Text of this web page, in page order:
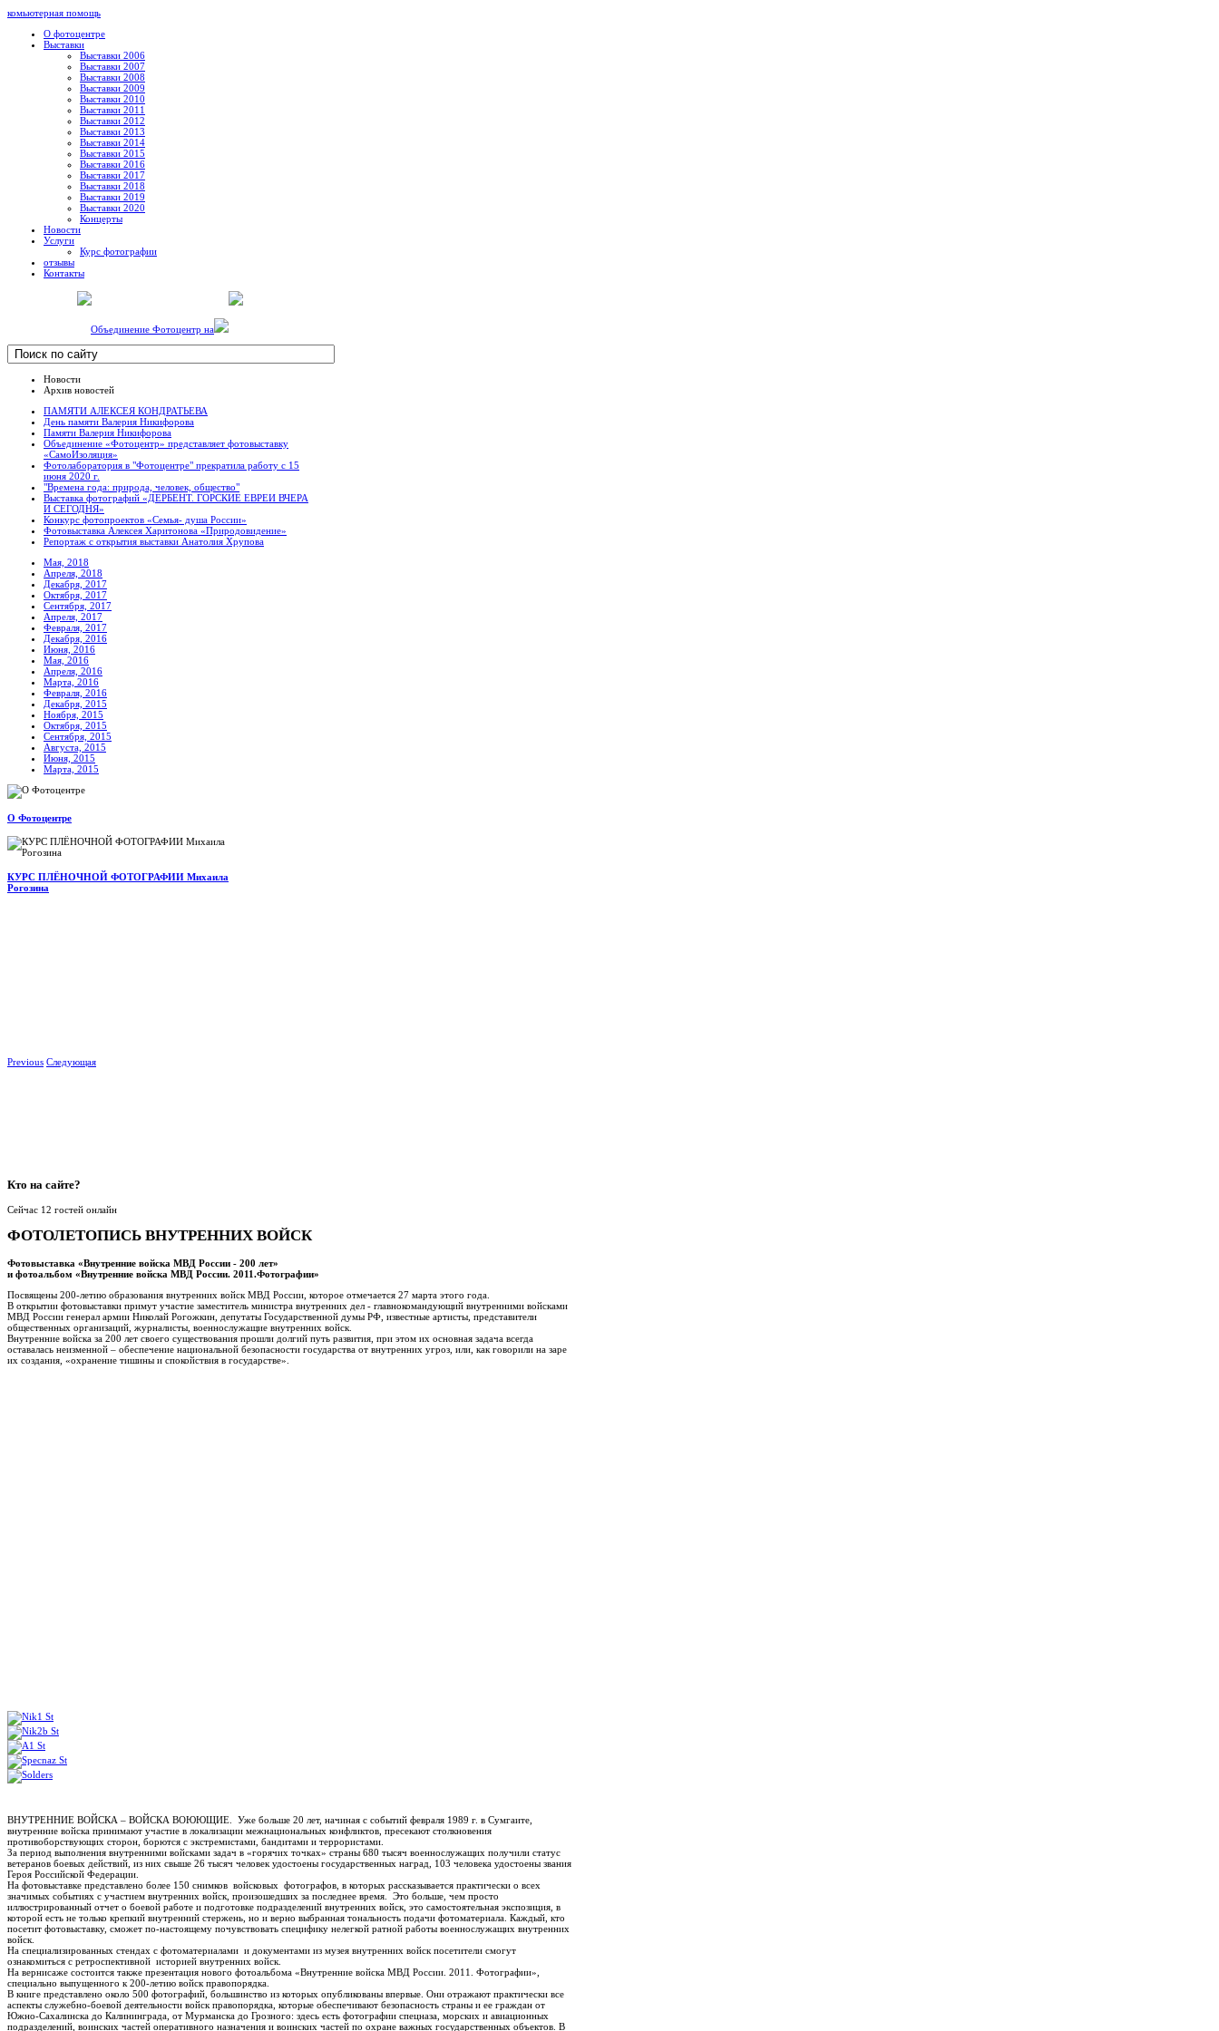
комьютерная помощь
О фотоцентре
Выставки
Выставки 2006
Выставки 2007
Выставки 2008
Выставки 2009
Выставки 2010
Выставки 2011
Выставки 2012
Выставки 2013
Выставки 2014
Выставки 2015
Выставки 2016
Выставки 2017
Выставки 2018
Выставки 2019
Выставки 2020
Концерты
Новости
Услуги
Курс фотографии
отзывы
Контакты
Объединение Фотоцентр на
Новости
Архив новостей
ПАМЯТИ АЛЕКСЕЯ КОНДРАТЬЕВА
День памяти Валерия Никифорова
Памяти Валерия Никифорова
Объединение «Фотоцентр» представляет фотовыставку
«СамоИзоляция»
Фотолаборатория в "Фотоцентре" прекратила работу с 15
июня 2020 г.
"Времена года: природа, человек, общество"
Выставка фотографий «ДЕРБЕНТ. ГОРСКИЕ ЕВРЕИ ВЧЕРА
И СЕГОДНЯ»
Конкурс фотопроектов «Семья- душа России»
Фотовыставка Алексея Харитонова «Природовидение»
Репортаж с открытия выставки Анатолия Хрупова
Мая, 2018
Апреля, 2018
Декабря, 2017
Октября, 2017
Сентября, 2017
Апреля, 2017
Февраля, 2017
Декабря, 2016
Июня, 2016
Мая, 2016
Апреля, 2016
Марта, 2016
Февраля, 2016
Декабря, 2015
Ноября, 2015
Октября, 2015
Сентября, 2015
Августа, 2015
Июня, 2015
Марта, 2015
О Фотоцентре
КУРС ПЛЁНОЧНОЙ ФОТОГРАФИИ Михаила
Рогозина
Previous Следующая
Кто на сайте?
Сейчас 12 гостей онлайн
ФОТОЛЕТОПИСЬ ВНУТРЕННИХ ВОЙСК
Фотовыставка «Внутренние войска МВД России - 200 лет»
и фотоальбом «Внутренние войска МВД России. 2011.Фотографии»
Посвящены 200-летию образования внутренних войск МВД России, которое отмечается 27 марта этого года.
В открытии фотовыставки примут участие заместитель министра внутренних дел - главнокомандующий внутренними войсками
МВД России генерал армии Николай Рогожкин, депутаты Государственной думы РФ, известные артисты, представители
общественных организаций, журналисты, военнослужащие внутренних войск.
Внутренние войска за 200 лет своего существования прошли долгий путь развития, при этом их основная задача всегда
оставалась неизменной – обеспечение национальной безопасности государства от внутренних угроз, или, как говорили на заре
их создания, «охранение тишины и спокойствия в государстве».
ВНУТРЕННИЕ ВОЙСКА – ВОЙСКА ВОЮЮЩИЕ. Уже больше 20 лет, начиная с событий февраля 1989 г. в Сумгаите,
внутренние войска принимают участие в локализации межнациональных конфликтов, пресекают столкновения
противоборствующих сторон, борются с экстремистами, бандитами и террористами.
За период выполнения внутренними войсками задач в «горячих точках» страны 680 тысяч военнослужащих получили статус
ветеранов боевых действий, из них свыше 26 тысяч человек удостоены государственных наград, 103 человека удостоены звания
Героя Российской Федерации.
На фотовыставке представлено более 150 снимков войсковых фотографов, в которых рассказывается практически о всех
значимых событиях с участием внутренних войск, произошедших за последнее время. Это больше, чем просто
иллюстрированный отчет о боевой работе и подготовке подразделений внутренних войск, это самостоятельная экспозиция, в
которой есть не только крепкий внутренний стержень, но и верно выбранная тональность подачи фотоматериала. Каждый, кто
посетит фотовыставку, сможет по-настоящему почувствовать специфику нелегкой ратной работы военнослужащих внутренних
войск.
На специализированных стендах с фотоматериалами и документами из музея внутренних войск посетители смогут
ознакомиться с ретроспективной историей внутренних войск.
На вернисаже состоится также презентация нового фотоальбома «Внутренние войска МВД России. 2011. Фотографии»,
специально выпущенного к 200-летию войск правопорядка.
В книге представлено около 500 фотографий, большинство из которых опубликованы впервые. Они отражают практически все
аспекты служебно-боевой деятельности войск правопорядка, которые обеспечивают безопасность страны и ее граждан от
Южно-Сахалинска до Калининграда, от Мурманска до Грозного: здесь есть фотографии спецназа, морских и авиационных
подразделений, воинских частей оперативного назначения и воинских частей по охране важных государственных объектов. В